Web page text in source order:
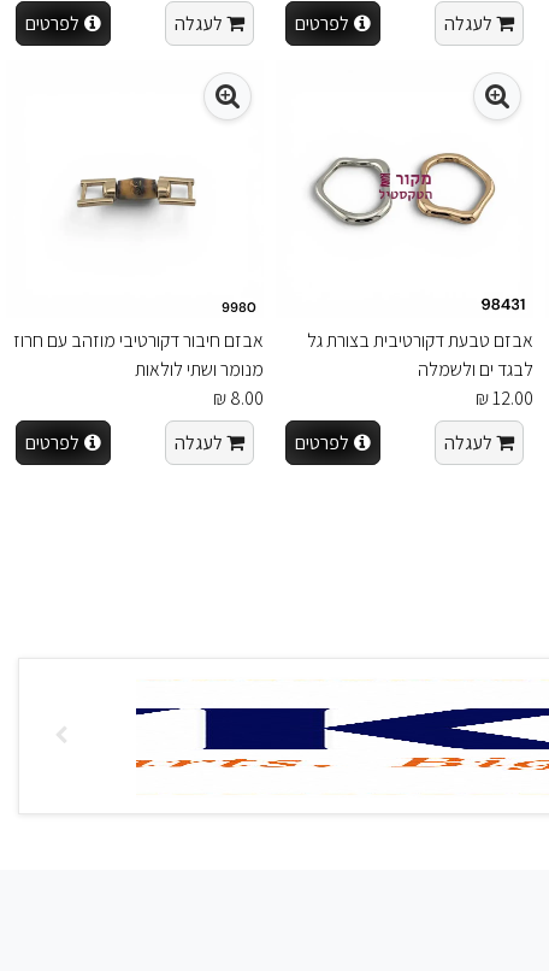
לעגלה
לפרטים
לעגלה
לפרטים
אבזם טבעת דקורטיבית בצורת גל
לבגד ים ולשמלה
12.00 ₪
לעגלה
לפרטים
אבזם חיבור דקורטיבי מוזהב עם חרוז
מנומר ושתי לולאות
8.00 ₪
לעגלה
לפרטים